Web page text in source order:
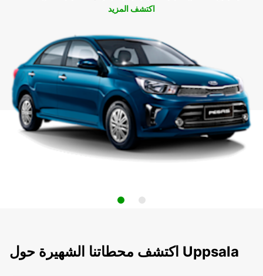
اكتشف المزيد
اكتشف محطاتنا الشهيرة حول Uppsala